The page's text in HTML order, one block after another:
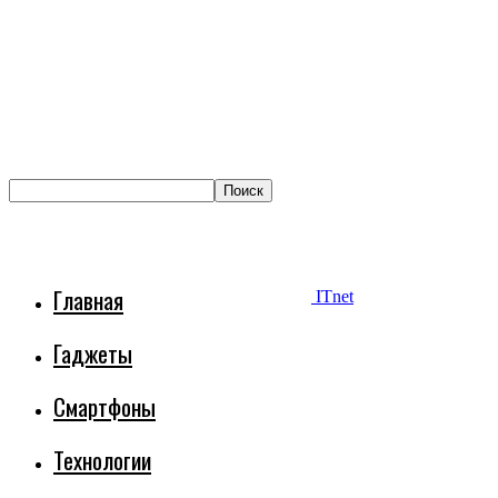
ITnet
Главная
Гаджеты
Смартфоны
Технологии